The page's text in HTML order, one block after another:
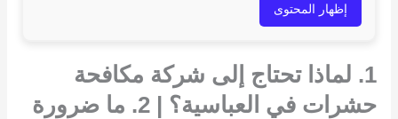
إظهار المحتوى
1. لماذا تحتاج إلى شركة مكافحة
حشرات في العباسية؟ | 2. ما ضرورة